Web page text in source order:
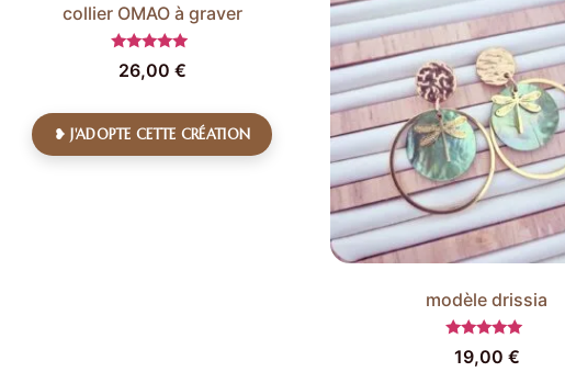
collier OMAO à graver
Note
5.00
26,00 €
❥ J'ADOPTE CETTE CRÉATION
modèle drissia
Note
5.00
19,00 €